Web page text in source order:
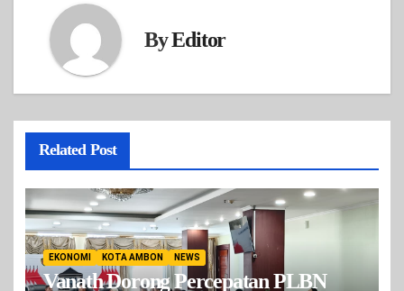
ByEditor
Related Post
EKONOMI KOTA AMBON NEWS
Vanath Dorong Percepatan PLBN